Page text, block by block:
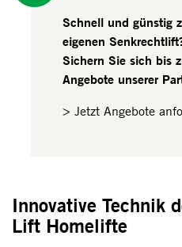
Schnell und günstig
eigenen
Sichern Sie sich bis
Angebote unserer
> Jetzt Angebote
Innovative Technik
Lift Homelifte